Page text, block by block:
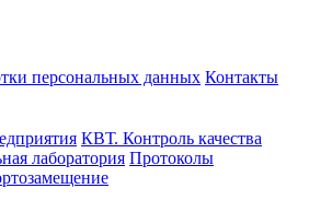
персональных данных Контакты
КВТ. Контроль качества
лаборатория Протоколы